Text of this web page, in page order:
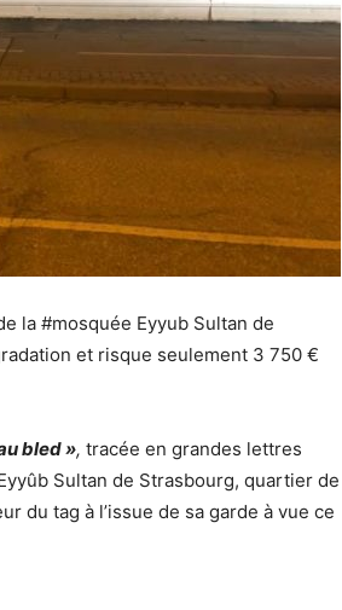
la #mosquée Eyyub Sultan de
et risque seulement 3 750 €
bled », tracée en grandes lettres
Sultan de Strasbourg, quartier de
du tag à l’issue de sa garde à vue ce